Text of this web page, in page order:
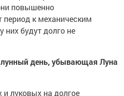
повышенно
период к механическим
будут долго не
день, убывающая Луна
луковых на долгое